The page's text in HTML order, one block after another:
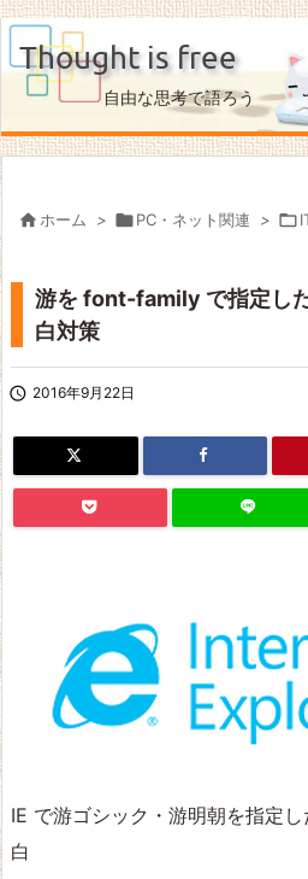
Thought is free
自由な思考で語ろう
 ホーム > PC・ネット関連 > 
游を font-family で指定し
白対策
 2016年9月22日
IE で游ゴシック・游明朝を指定
白